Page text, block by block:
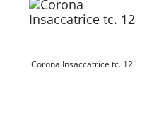
Corona Insaccatrice tc. 12